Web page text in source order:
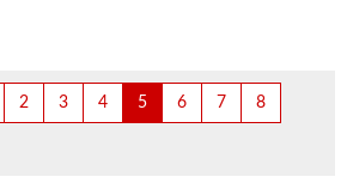
2 3 4 5 6 7 8